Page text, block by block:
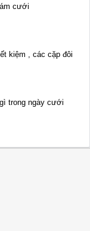
cưới
kiệm , các cặp đôi
trong ngày cưới